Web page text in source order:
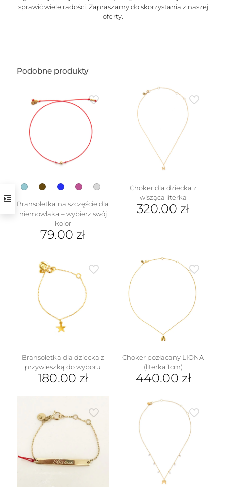
sprawić wiele radości. Zapraszamy do skorzystania z naszej
oferty.
Podobne produkty
Bransoletka na szczęście dla
niemowlaka – wybierz swój
kolor
79.00 zł
wiele
wariantów.
można
wybrać
na
stronie
Choker dla dziecka z
wiszącą literką
320.00 zł
wariantów.
produktu
Bransoletka dla dziecka z
przywieszką do wyboru
180.00 zł
wiele
wariantów.
wybrać
na
produktu
Choker pozłacany LIONA
(literka 1cm)
440.00 zł
produkt
wariantów.
można
wybrać
na
stronie
produktu